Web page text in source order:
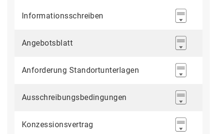
Informationsschreiben
Angebotsblatt
Anforderung Standortunterlagen
Ausschreibungsbedingungen
Konzessionsvertrag